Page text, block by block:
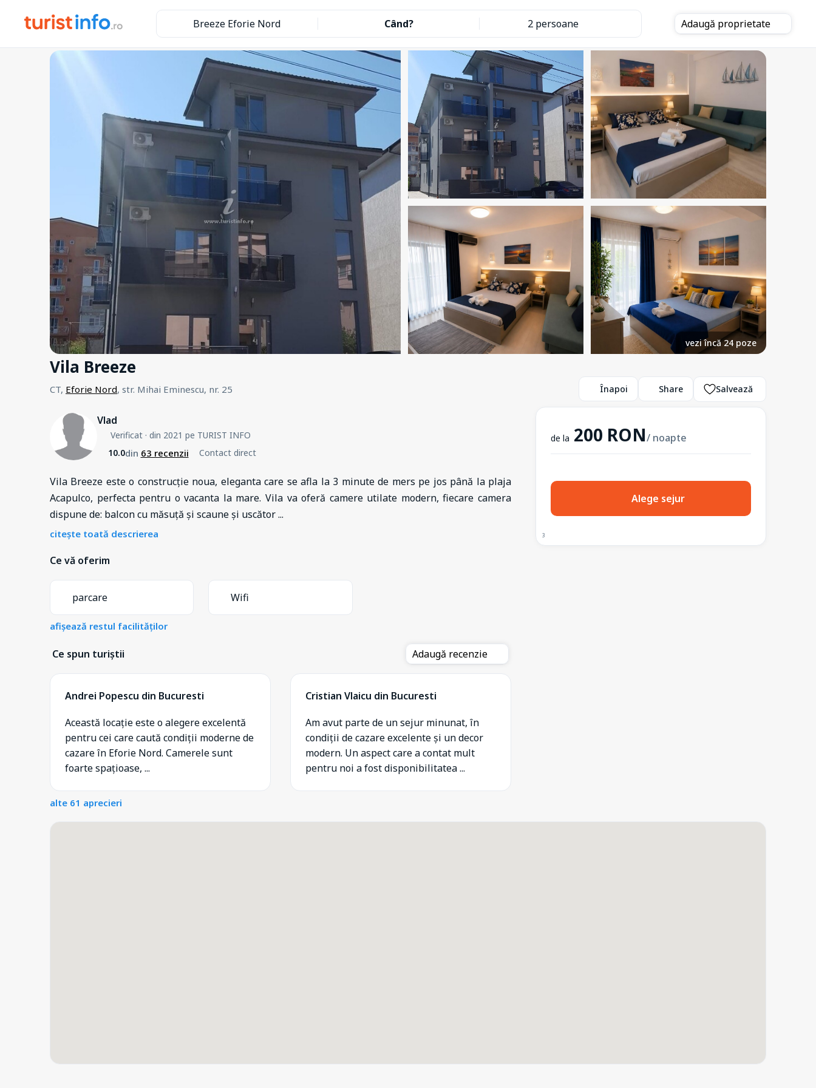
Breeze Eforie Nord Când? 2 persoane Adaugă proprietate
vezi încă 24 poze
Vila Breeze
CT, Eforie Nord, str. Mihai Eminescu, nr. 25 Înapoi Share Salvează
Vlad
Verificat· din 2021 pe TURIST INFO
10.0din 63 recenzii Contact direct
Vila Breeze este o construcție noua, eleganta care se afla la 3 minute de mers pe jos până la plaja
Acapulco, perfecta pentru o vacanta la mare. Vila va oferă camere utilate modern, fiecare camera
dispune de: balcon cu măsuță și scaune și uscător...
citește toată descrierea
Ce vă oferim
parcare Wifi
afișează restul facilităților
Ce spun turiștii Adaugă recenzie
Andrei Popescu din Bucuresti
Această locație este o alegere excelentă
pentru cei care caută condiții moderne de
cazare în Eforie Nord. Camerele sunt
foarte spațioase, ...
Cristian Vlaicu din Bucuresti
Am avut parte de un sejur minunat, în
condiții de cazare excelente și un decor
modern. Un aspect care a contat mult
pentru noi a fost disponibilitatea ...
alte 61 aprecieri
de la 200 RON/ noapte
Alege sejur
3